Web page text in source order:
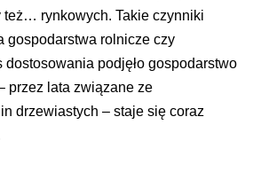
też… rynkowych. Takie czynniki
gospodarstwa rolnicze czy
dostosowania podjęło gospodarstwo
przez lata związane ze
drzewiastych – staje się coraz